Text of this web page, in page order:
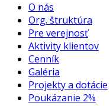
O nás
Org. štruktúra
Pre verejnosť
Aktivity klientov
Cenník
Galéria
Projekty a dotácie
Poukázanie 2%